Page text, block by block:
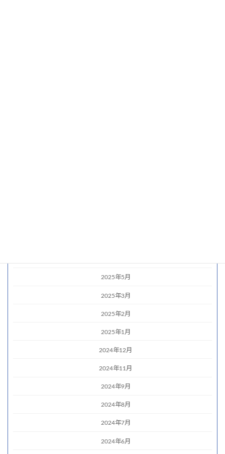
2025年5月
2025年3月
2025年2月
2025年1月
2024年12月
2024年11月
2024年9月
2024年8月
2024年7月
2024年6月